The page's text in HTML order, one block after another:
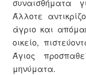
συναισθήματα
Άλλοτε
άγριο και
οικείο,
Άγιος
μηνύματα.